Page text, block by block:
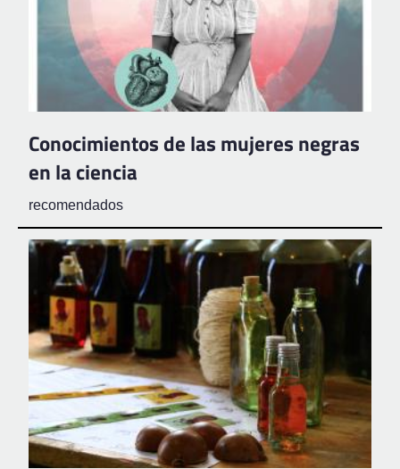
Conocimientos de las mujeres negras
en la ciencia
recomendados